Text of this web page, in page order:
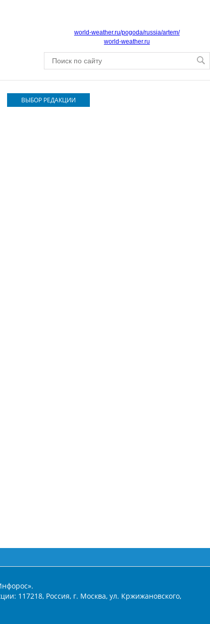
world-weather.ru/pogoda/russia/artem/
world-weather.ru
ВЫБОР РЕДАКЦИИ
117218, Россия, г. Москва, ул. Кржижановского,